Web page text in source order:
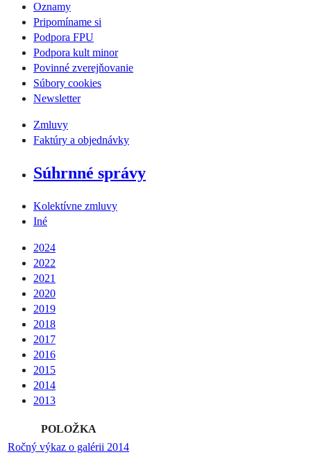
Oznamy
Pripomíname si
Podpora FPU
Podpora kult minor
Povinné zverejňovanie
Súbory cookies
Newsletter
Zmluvy
Faktúry a objednávky
Súhrnné správy
Kolektívne zmluvy
Iné
2024
2022
2021
2020
2019
2018
2017
2016
2015
2014
2013
POLOŽKA
Ročný výkaz o galérii 2014